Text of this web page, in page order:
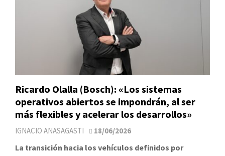
Ricardo Olalla (Bosch): «Los sistemas
operativos abiertos se impondrán, al ser
más flexibles y acelerar los desarrollos»
IGNACIO ANASAGASTI 18/06/2026
La transición hacia los vehículos definidos por